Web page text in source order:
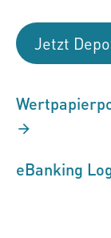
Jetzt
eBanking